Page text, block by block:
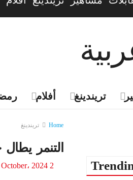
أفلام تريندينغ
Home تريندينغ
التنمر
2 October، 2024